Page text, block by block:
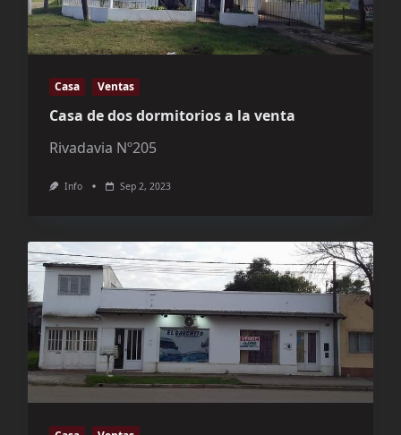
Casa Ventas
Casa de dos dormitorios a la venta
Rivadavia Nº205
Info Sep 2, 2023